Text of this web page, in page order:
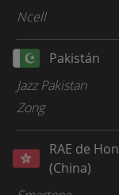
Ncell
Pakistán
Jazz Pakistan
Zong
RAE de
(China)